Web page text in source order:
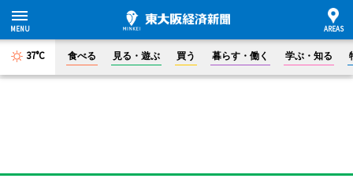
37°C 食べる 見る・遊ぶ 買う 暮らす・働く 学ぶ・知る